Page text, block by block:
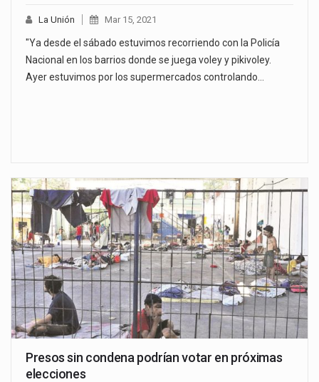
La Unión Mar 15, 2021
"Ya desde el sábado estuvimos recorriendo con la Policía
Nacional en los barrios donde se juega voley y pikivoley.
Ayer estuvimos por los supermercados controlando…
Presos sin condena podrían votar en próximas
elecciones